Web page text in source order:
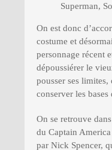
Superman,
On est donc
costume et
personnage récent
dépoussiérer le
pousser ses limites,
conserver les bases
On se retrouve
du Captain
par Nick Spencer,